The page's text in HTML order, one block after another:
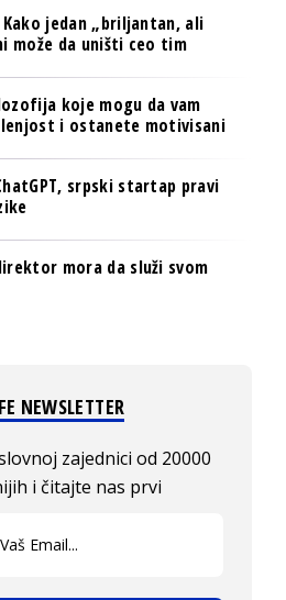
jedan „briljantan, ali
može da uništi ceo tim
koje mogu da vam
i ostanete motivisani
srpski startap pravi
mora da služi svom
NEWSLETTER
zajednici od 20000
i čitajte nas prvi